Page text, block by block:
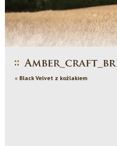
« Black Velvet z koźlakiem